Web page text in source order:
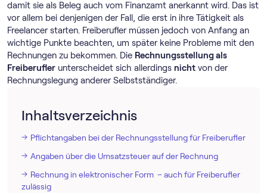
damit sie als Beleg auch vom Finanzamt anerkannt wird. Das ist
vor allem bei denjenigen der Fall, die erst in ihre Tätigkeit als
Freelancer starten. Freiberufler müssen jedoch von Anfang an
wichtige Punkte beachten, um später keine Probleme mit den
Rechnungen zu bekommen. Die Rechnungsstellung als
Freiberufler unterscheidet sich allerdings nicht von der
Rechnungslegung anderer Selbstständiger.
Inhaltsverzeichnis
Pflichtangaben bei der Rechnungsstellung für Freiberufler
Angaben über die Umsatzsteuer auf der Rechnung
Rechnung in elektronischer Form – auch für Freiberufler
zulässig